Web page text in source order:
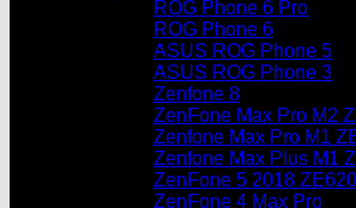
ROG Phone 6 Pro
ROG Phone 6
ASUS ROG Phone 5
ASUS ROG Phone 3
Zenfone 8
ZenFone Max Pro M2
Zenfone Max Pro M1
Zenfone Max Plus M1
ZenFone 5 2018
ZenFone 4 Max Pro